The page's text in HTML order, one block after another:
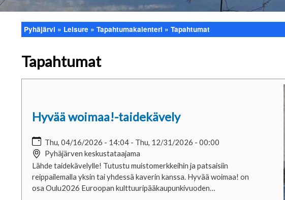
Breadcrumb
Pyhäjärvi Leisure Tapahtumakalenteri Tapahtumat
Tapahtumat
Hyvää woimaa!-taidekävely
Thu, 04/16/2026 - 14:04 - Thu, 12/31/2026 - 00:00
Pyhäjärven keskustataajama
Lähde taidekävelylle! Tutustu muistomerkkeihin ja patsaisiin
reippailemalla yksin tai yhdessä kaverin kanssa. Hyvää woimaa! on
osa Oulu2026 Euroopan kulttuuripääkaupunkivuoden…